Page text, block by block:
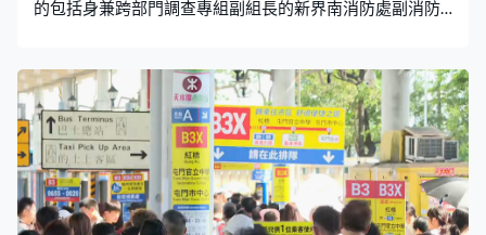
的包括身兼跨部門調查專組副組長的新界南消防處副消防
場，分別在本月22、24及25日舉行，委員會將聽取關於起
火及火勢迅速蔓延等口述證供。